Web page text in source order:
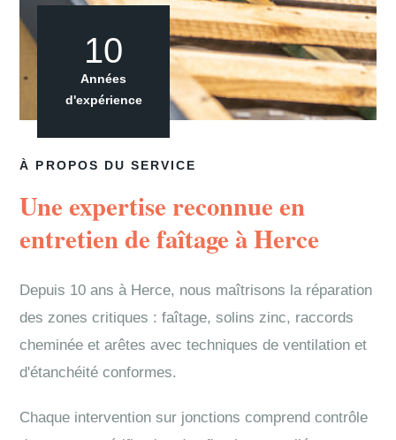
À PROPOS DU SERVICE
Une expertise reconnue en
entretien de faîtage à Herce
Depuis 10 ans à Herce, nous maîtrisons la réparation
des zones critiques : faîtage, solins zinc, raccords
cheminée et arêtes avec techniques de ventilation et
d'étanchéité conformes.
Chaque intervention sur jonctions comprend contrôle
10
Années
d'expérience